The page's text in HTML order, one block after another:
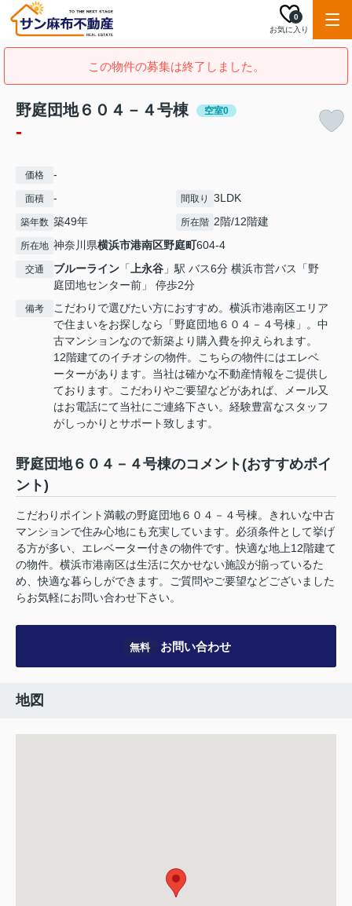
お気に入り
0
この物件の募集は終了しました。
野庭団地６０４－４号棟 空室0
-
価格 -
面積 - 間取り 3LDK
築年数 築49年 所在階 2階/12階建
所在地 神奈川県横浜市港南区野庭町604-4
交通 ブルーライン 「 上永谷 」駅 バス6分 横浜市営バス「野
庭団地センター前」 停歩2分
備考
こだわりで選びたい方におすすめ。横浜市港南区エリア
で住まいをお探しなら「野庭団地６０４－４号棟」。中
古マンションなので新築より購入費を抑えられます。
12階建てのイチオシの物件。こちらの物件にはエレベ
ーターがあります。当社は確かな不動産情報をご提供し
ております。こだわりやご要望などがあれば、メール又
はお電話にて当社にご連絡下さい。経験豊富なスタッフ
がしっかりとサポート致します。
野庭団地６０４－４号棟のコメント(おすすめポイ
ント)
こだわりポイント満載の野庭団地６０４－４号棟。きれいな中古
マンションで住み心地にも充実しています。必須条件として挙げ
る方が多い、エレベーター付きの物件です。快適な地上12階建て
の物件。横浜市港南区は生活に欠かせない施設が揃っているた
め、快適な暮らしができます。ご質問やご要望などございました
らお気軽にお問い合わせ下さい。
無料 お問い合わせ
地図